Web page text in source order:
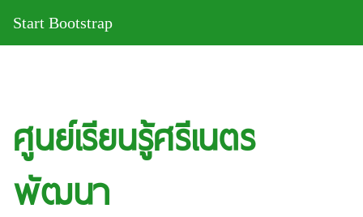
Start Bootstrap
ศูนย์เรียนรู้ศรีเนตร
พัฒนา